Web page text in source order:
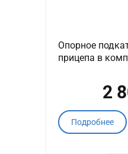
Опорное
прицепа в
2
Подробнее